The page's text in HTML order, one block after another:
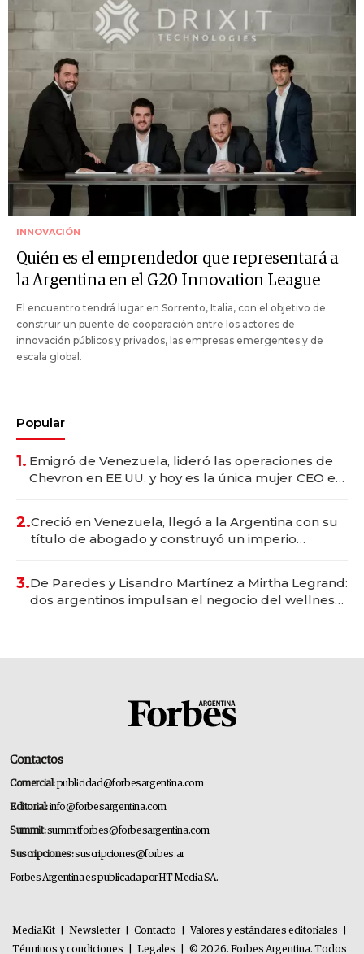
INNOVACIÓN
Quién es el emprendedor que representará a
la Argentina en el G20 Innovation League
El encuentro tendrá lugar en Sorrento, Italia, con el objetivo de
construir un puente de cooperación entre los actores de
innovación públicos y privados, las empresas emergentes y de
escala global.
Popular
1. Emigró de Venezuela, lideró las operaciones de
Chevron en EE.UU. y hoy es la única mujer CEO en
2.Creció en Venezuela, llegó a la Argentina con su
título de abogado y construyó un imperio
3.De Paredes y Lisandro Martínez a Mirtha Legrand:
dos argentinos impulsan el negocio del wellness
Contactos
Comercial:publicidad@forbesargentina.com
Editorial:info@forbesargentina.com
Summit:summitforbes@forbesargentina.com
Suscripciones:suscripciones@forbes.ar
Forbes Argentina es publicada por HT Media SA.
MediaKit Newsletter Contacto Valores y estándares editoriales
Términos y condiciones
Legales © 2026. Forbes Argentina. Todos